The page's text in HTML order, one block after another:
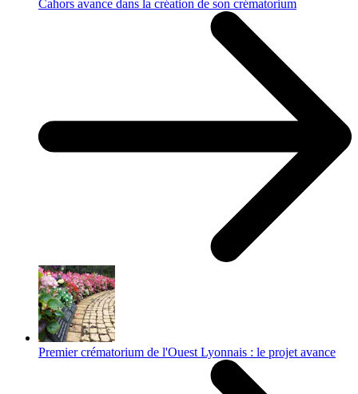
Cahors avance dans la création de son crématorium
Premier crématorium de l'Ouest Lyonnais : le projet avance